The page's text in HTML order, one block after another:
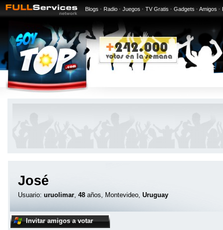
Blogs · Radio · Juegos · TV Gratis · Gadgets · Amigos ·
José
Usuario: uruolimar, 48 años, Montevideo, Uruguay
Invitar amigos a votar